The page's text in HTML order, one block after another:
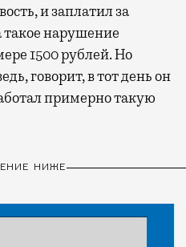
и заплатил за
такое нарушение
1500 рублей. Но
говорит, в тот день он
примерно такую
НИЖЕ